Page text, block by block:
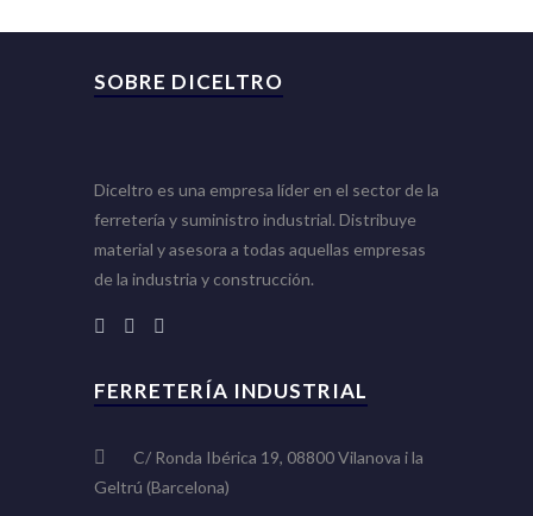
SOBRE DICELTRO
Diceltro es una empresa líder en el sector de la
ferretería y suministro industrial. Distribuye
material y asesora a todas aquellas empresas
de la industria y construcción.
FERRETERÍA INDUSTRIAL
C/ Ronda Ibérica 19, 08800 Vilanova i la
Geltrú (Barcelona)